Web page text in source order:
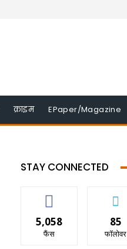
क्राइम EPaper/Magazine
STAY CONNECTED
5,058
फैंस
85
फॉलोवर